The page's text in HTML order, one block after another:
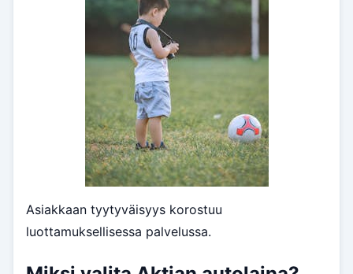
Asiakkaan tyytyväisyys korostuu
luottamuksellisessa palvelussa.